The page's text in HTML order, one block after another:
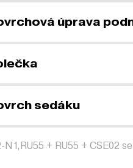
úprava
sedáku
N1,RU55 + RU55 + CSE02